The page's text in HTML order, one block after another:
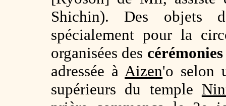
Shichin). Des objets
spécialement pour la
organisées des
adressée àAizen'o selon
supérieurs du temple